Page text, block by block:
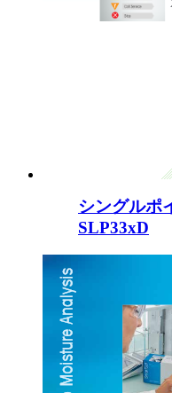
シングルポ
SLP33xD